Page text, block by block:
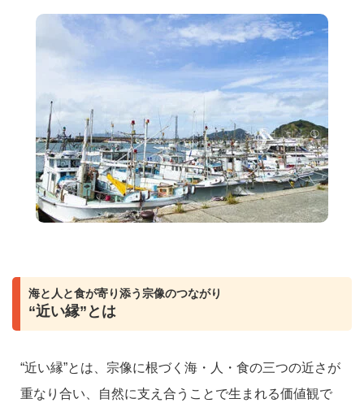
海と人と食が寄り添う宗像のつながり
“近い縁”とは
“近い縁”とは、宗像に根づく海・人・食の三つの近さが
重なり合い、自然に支え合うことで生まれる価値観で